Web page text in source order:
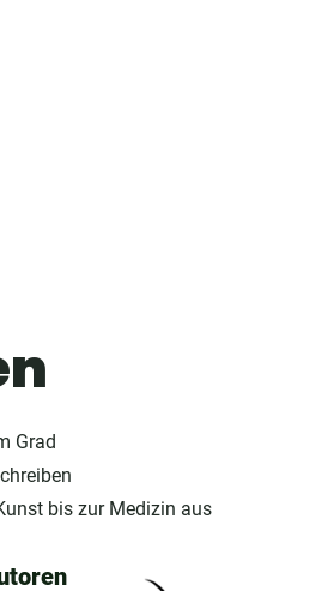
Grad
bis zur Medizin aus